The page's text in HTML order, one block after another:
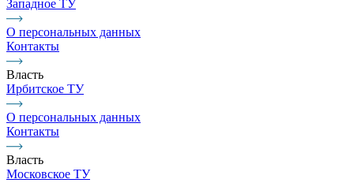
Западное ТУ
О персональных данных
Контакты
Власть
Ирбитское ТУ
О персональных данных
Контакты
Власть
Московское ТУ